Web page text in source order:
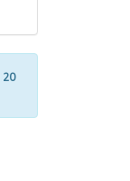
20